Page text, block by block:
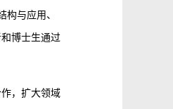
与应用、
博士生通过
，扩大领域